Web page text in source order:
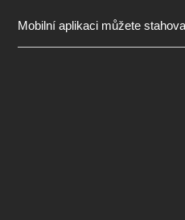
Mobilní aplikaci můžete